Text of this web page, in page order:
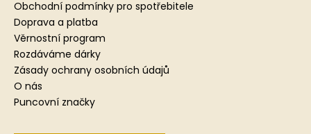
Obchodní podmínky pro spotřebitele
Doprava a platba
Věrnostní program
Rozdáváme dárky
Zásady ochrany osobních údajů
O nás
Puncovní značky